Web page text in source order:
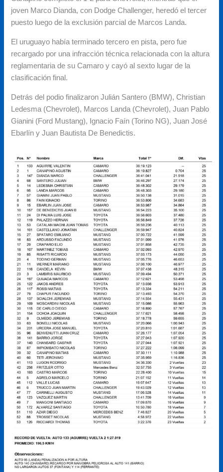
joven Marco Dianda, con Dodge Challenger, heredó el tercer
puesto luego de la exclusión parcial de Marcos Landa.
El uruguayo había terminado tercero en pista, pero fue
recargado por una infracción técnica relacionada con la altura
reglamentaria de su Camaro y cayó al sexto lugar de la
clasificación final.
Detrás del podio finalizaron Julián Santero (BMW), Christian
Ledesma (Chevrolet), Marcos Landa (Chevrolet), Juan Pablo
Gianini (Ford Mustang), Ignacio Faín (Torino NG), Juan José
Ebarlín y Juan Bautista De Benedictis.